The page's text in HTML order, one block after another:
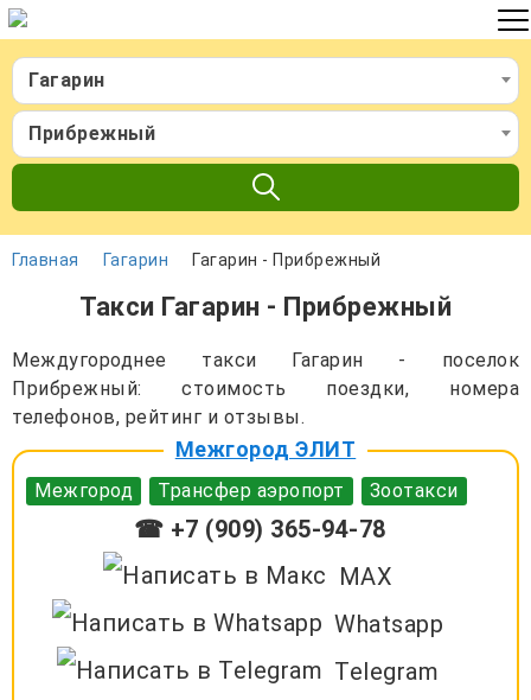
Гагарин
Прибрежный
Главная Гагарин Гагарин - Прибрежный
Такси Гагарин - Прибрежный
Междугороднее такси Гагарин - поселок
Прибрежный: стоимость поездки, номера
телефонов, рейтинг и отзывы.
Межгород ЭЛИТ
Межгород Трансфер аэропорт Зоотакси
☎ +7 (909) 365-94-78
MAX
Whatsapp
Telegram